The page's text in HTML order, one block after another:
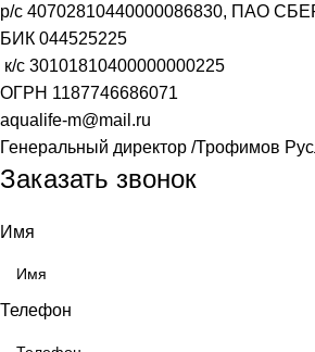
р/с 40702810440000086830, ПАО
БИК 044525225
к/с 30101810400000000225
ОГРН 1187746686071
aqualife-m@mail.ru
Генеральный директор /Трофимов
Заказать звонок
Имя
Телефон